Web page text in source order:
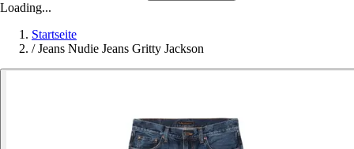
Loading...
Startseite
/ Jeans Nudie Jeans Gritty Jackson